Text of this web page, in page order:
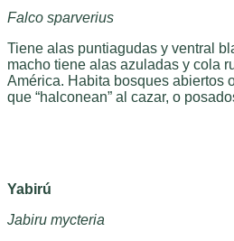
Falco sparverius
Tiene alas puntiagudas y ventral
macho tiene alas azuladas y cola
América. Habita bosques abiertos
que “halconean” al cazar, o
Yabirú
Jabiru mycteria